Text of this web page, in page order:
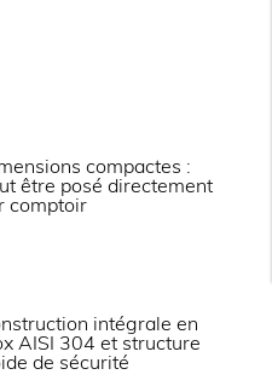
compactes :
être posé directement
comptoir
intégrale en
AISI 304 et structure
de sécurité